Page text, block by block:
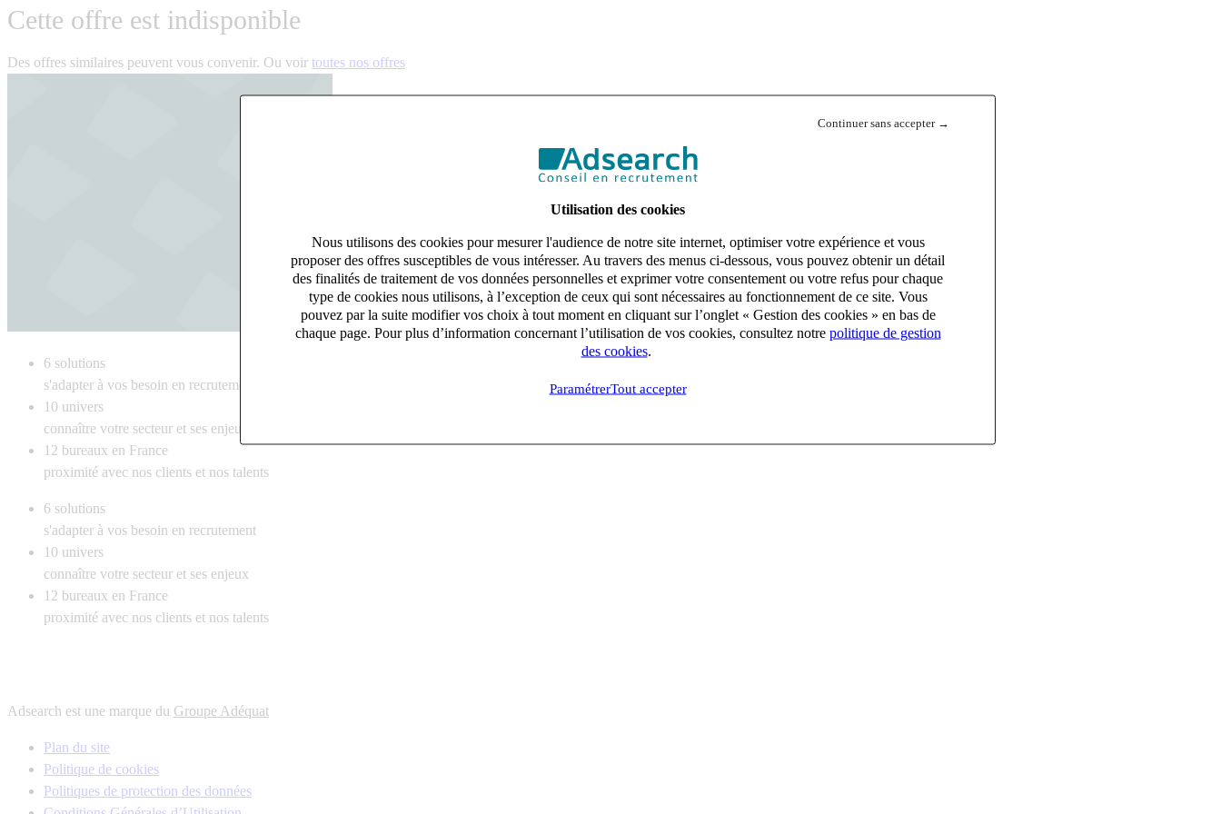
Continuer sans accepter →
Utilisation des cookies
Nous utilisons des cookies pour mesurer l'audience de notre site internet, optimiser votre expérience et vous
proposer des offres susceptibles de vous intéresser. Au travers des menus ci-dessous, vous pouvez obtenir un détail
des finalités de traitement de vos données personnelles et exprimer votre consentement ou votre refus pour chaque
type de cookies nous utilisons, à l’exception de ceux qui sont nécessaires au fonctionnement de ce site. Vous
pouvez par la suite modifier vos choix à tout moment en cliquant sur l’onglet « Gestion des cookies » en bas de
chaque page. Pour plus d’information concernant l’utilisation de vos cookies, consultez notre politique de gestion
des cookies.
ParamétrerTout accepter
Cette offre est indisponible
Des offres similaires peuvent vous convenir. Ou voir toutes nos offres
6 solutions
s'adapter à vos besoin en recrutement
10 univers
connaître votre secteur et ses enjeux
12 bureaux en France
proximité avec nos clients et nos talents
6 solutions
s'adapter à vos besoin en recrutement
10 univers
connaître votre secteur et ses enjeux
12 bureaux en France
proximité avec nos clients et nos talents
Adsearch est une marque du Groupe Adéquat
Plan du site
Politique de cookies
Politiques de protection des données